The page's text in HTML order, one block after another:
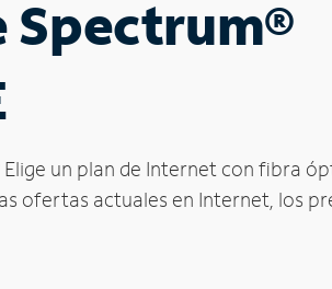
un plan de Internet con fibra
ofertas actuales en Internet, los